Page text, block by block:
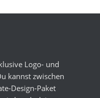
Logo- und
kannst zwischen
Design-Paket